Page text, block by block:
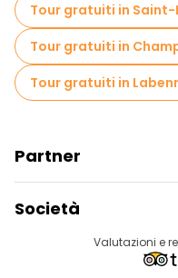
Tour gratuiti in Saint-
Tour gratuiti in
Tour gratuiti in
Partner
Accesso Del Fornitore
Programma Di
Società
DestinazioniValutazioni e